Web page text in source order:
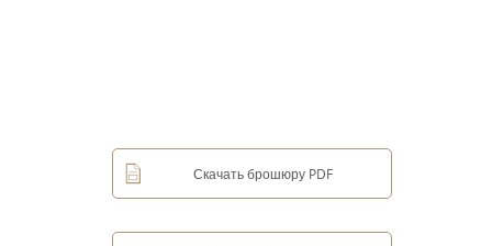
Скачать брошюру PDF